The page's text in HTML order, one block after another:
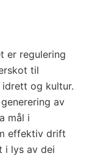
er regulering
til
og kultur.
av
mål i
effektiv drift
i lys av dei